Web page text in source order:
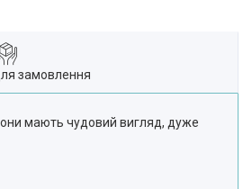
замовлення
мають чудовий вигляд, дуже